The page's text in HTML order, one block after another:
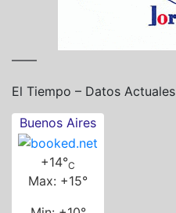
——
El Tiempo – Datos Actuales
Buenos Aires
+14°C
Max: +15°